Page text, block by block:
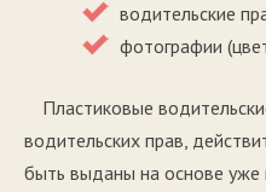
водительские
фотографии
Пластиковые
водительских прав,
быть выданы на основе уже